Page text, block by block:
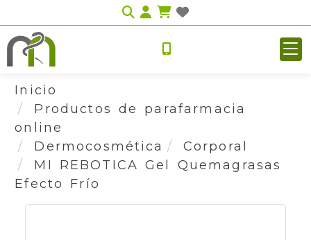
Identifícate
Inicio
Productos de parafarmacia
online
Dermocosmética
Corporal
MI REBOTICA Gel Quemagrasas
Efecto Frío